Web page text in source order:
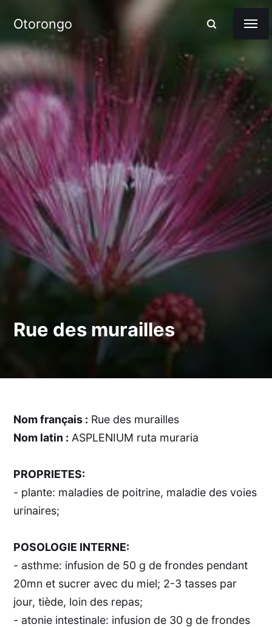
Otorongo
Rue des murailles
Nom français : Rue des murailles
Nom latin : ASPLENIUM ruta muraria
PROPRIETES:
- plante: maladies de poitrine, maladie des voies
urinaires;
POSOLOGIE INTERNE:
- asthme: infusion de 50 g de frondes pendant
20mn et sucrer avec du miel; 2-3 tasses par
jour, tiède, loin des repas;
- atonie intestinale: infusion de 30 g de frondes